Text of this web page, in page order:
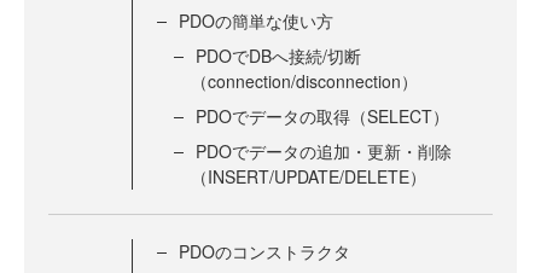
PDOの簡単な使い方
PDOでDBへ接続/切断
（connection/disconnection）
PDOでデータの取得（SELECT）
PDOでデータの追加・更新・削除
（INSERT/UPDATE/DELETE）
PDOのコンストラクタ